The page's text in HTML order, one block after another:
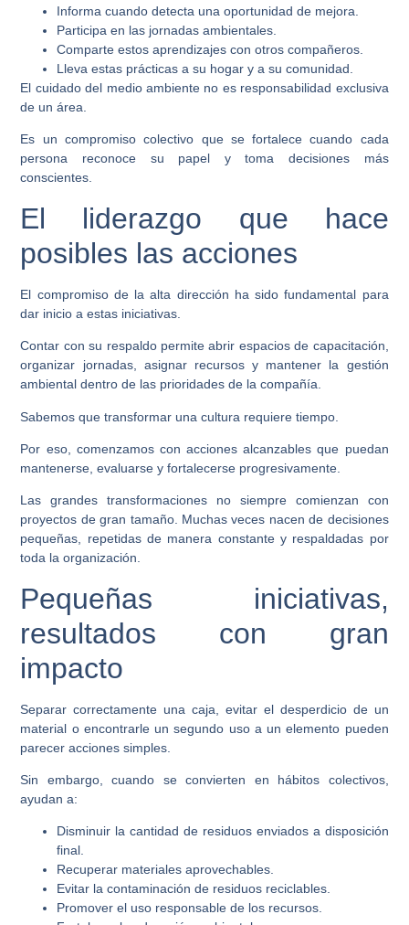
Informa cuando detecta una oportunidad de mejora.
Participa en las jornadas ambientales.
Comparte estos aprendizajes con otros compañeros.
Lleva estas prácticas a su hogar y a su comunidad.
El cuidado del medio ambiente no es responsabilidad exclusiva
de un área.
Es un compromiso colectivo que se fortalece cuando cada
persona reconoce su papel y toma decisiones más
conscientes.
El liderazgo que hace
posibles las acciones
El compromiso de la alta dirección ha sido fundamental para
dar inicio a estas iniciativas.
Contar con su respaldo permite abrir espacios de capacitación,
organizar jornadas, asignar recursos y mantener la gestión
ambiental dentro de las prioridades de la compañía.
Sabemos que transformar una cultura requiere tiempo.
Por eso, comenzamos con acciones alcanzables que puedan
mantenerse, evaluarse y fortalecerse progresivamente.
Las grandes transformaciones no siempre comienzan con
proyectos de gran tamaño. Muchas veces nacen de decisiones
pequeñas, repetidas de manera constante y respaldadas por
toda la organización.
Pequeñas iniciativas,
resultados con gran
impacto
Separar correctamente una caja, evitar el desperdicio de un
material o encontrarle un segundo uso a un elemento pueden
parecer acciones simples.
Sin embargo, cuando se convierten en hábitos colectivos,
ayudan a:
Disminuir la cantidad de residuos enviados a disposición
final.
Recuperar materiales aprovechables.
Evitar la contaminación de residuos reciclables.
Promover el uso responsable de los recursos.